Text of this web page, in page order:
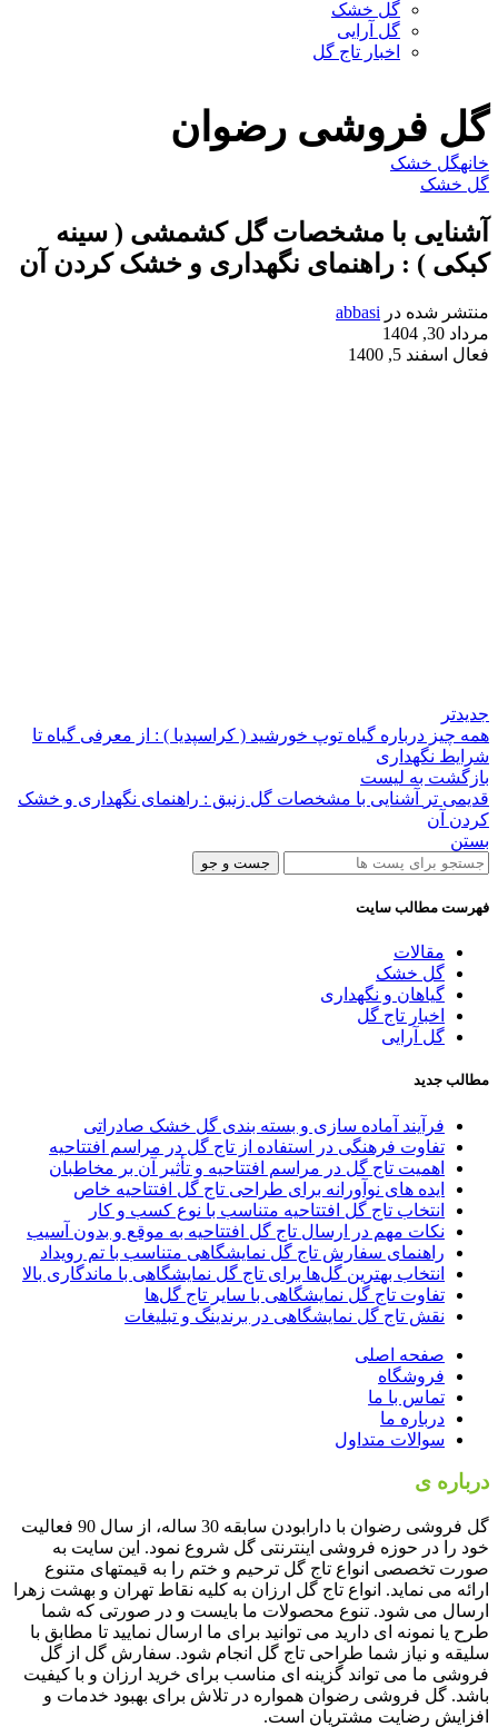
گل خشک
گل آرایی
اخبار تاج گل
گل فروشی رضوان
خانهگل خشک
گل خشک
آشنایی با مشخصات گل کشمشی ( سینه
کبکی ) : راهنمای نگهداری و خشک کردن آن
منتشر شده در abbasi
مرداد 30, 1404
فعال اسفند 5, 1400
جدیدتر
همه چیز درباره گیاه توپ خورشید ( کراسپدیا ) : از معرفی گیاه تا
شرایط نگهداری
بازگشت به لیست
قدیمی تر
آشنایی با مشخصات گل زنبق : راهنمای نگهداری و خشک
کردن آن
بستن
جست و جو
فهرست مطالب سایت
مقالات
گل خشک
گیاهان و نگهداری
اخبار تاج گل
گل آرایی
مطالب جدید
فرآیند آماده سازی و بسته بندی گل خشک صادراتی
تفاوت‌ فرهنگی در استفاده از تاج گل در مراسم افتتاحیه
اهمیت تاج گل در مراسم افتتاحیه و تأثیر آن بر مخاطبان
ایده های نوآورانه برای طراحی تاج گل افتتاحیه خاص
انتخاب تاج گل افتتاحیه متناسب با نوع کسب و کار
نکات مهم در ارسال تاج گل افتتاحیه به موقع و بدون آسیب
راهنمای سفارش تاج گل نمایشگاهی متناسب با تم رویداد
انتخاب بهترین گل‌ها برای تاج گل‌ نمایشگاهی با ماندگاری بالا
تفاوت‌ تاج گل‌ نمایشگاهی با سایر تاج گل‌ها
نقش تاج گل‌ نمایشگاهی در برندینگ و تبلیغات
صفحه اصلی
فروشگاه
تماس با ما
درباره ما
سوالات متداول
درباره ی
گل فروشی رضوان با دارابودن سابقه 30 ساله، از سال 90 فعالیت
خود را در حوزه فروشی اینترنتی گل شروع نمود. این سایت به
صورت تخصصی انواع تاج گل ترحیم و ختم را به قیمتهای متنوع
ارائه می نماید. انواع تاج گل ارزان به کلیه نقاط تهران و بهشت زهرا
ارسال می شود. تنوع محصولات ما بایست و در صورتی که شما
طرح یا نمونه ای دارید می توانید برای ما ارسال نمایید تا مطابق با
سلیقه و نیاز شما طراحی تاج گل انجام شود. سفارش گل از گل
فروشی ما می تواند گزینه ای مناسب برای خرید ارزان و با کیفیت
باشد. گل فروشی رضوان همواره در تلاش برای بهبود خدمات و
افزایش رضایت مشتریان است.